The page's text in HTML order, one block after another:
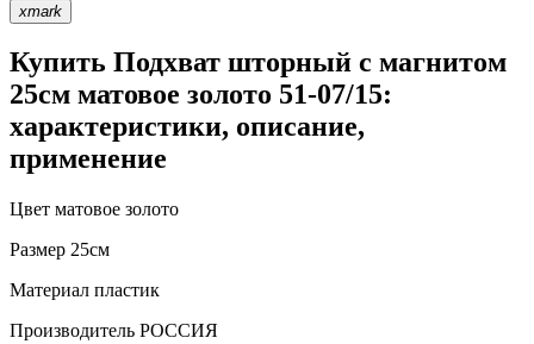
xmark
Купить Подхват шторный с магнитом
25см матовое золото 51-07/15:
характеристики, описание,
применение
Цвет матовое золото
Размер 25см
Материал пластик
Производитель РОССИЯ